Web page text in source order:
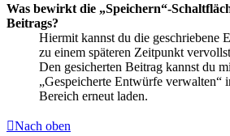
Was bewirkt die „Speichern“-
Beitrags?
Hiermit kannst du die geschriebene
zu einem späteren Zeitpunkt
Den gesicherten Beitrag kannst du
„Gespeicherte Entwürfe verwalten“
Bereich erneut laden.
Nach oben